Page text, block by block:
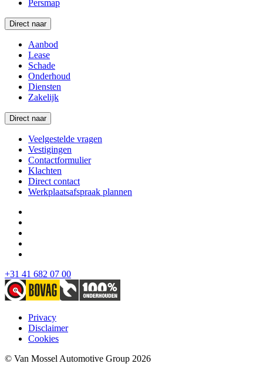
Persmap
Direct naar
Aanbod
Lease
Schade
Onderhoud
Diensten
Zakelijk
Direct naar
Veelgestelde vragen
Vestigingen
Contactformulier
Klachten
Direct contact
Werkplaatsafspraak plannen
+31 41 682 07 00
Privacy
Disclaimer
Cookies
© Van Mossel Automotive Group 2026